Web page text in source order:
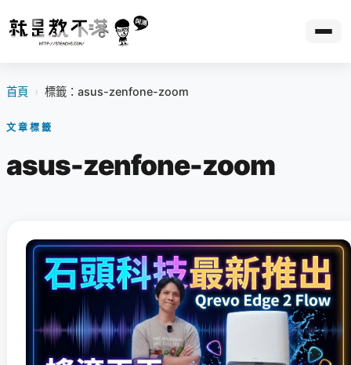
首頁 › 標籤：asus-zenfone-zoom
文章標籤
asus-zenfone-zoom